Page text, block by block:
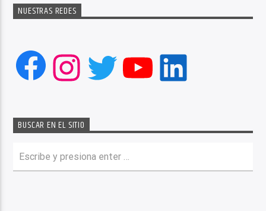
NUESTRAS REDES
Facebook
Instagram
Twitter
YouTube
LinkedIn
BUSCAR EN EL SITIO